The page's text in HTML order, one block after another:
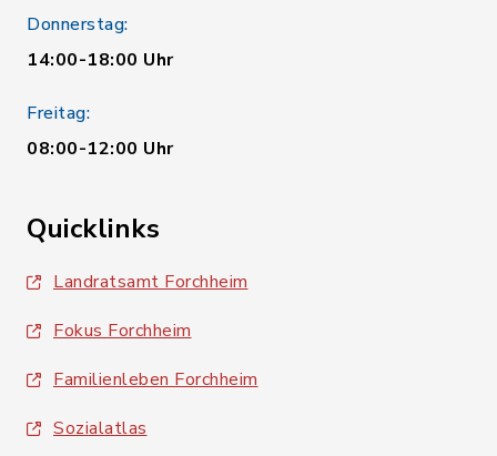
Donnerstag:
14:00-18:00 Uhr
Freitag:
08:00-12:00 Uhr
Quicklinks
Landratsamt Forchheim
Fokus Forchheim
Familienleben Forchheim
Sozialatlas